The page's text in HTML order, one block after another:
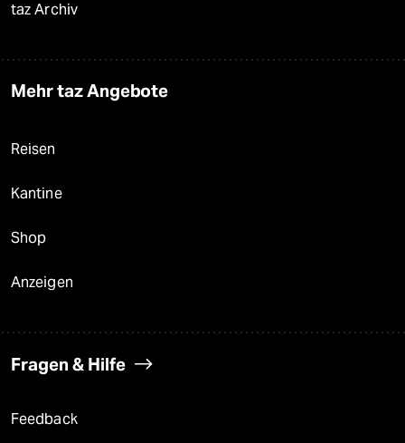
taz Archiv
Mehr taz Angebote
Reisen
Kantine
Shop
Anzeigen
Fragen & Hilfe
Feedback